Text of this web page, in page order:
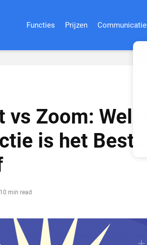
Functies Prijzen
vs Zoom:
is het
10 min read